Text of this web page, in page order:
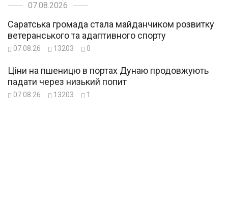
07.08.2026
Саратська громада стала майданчиком розвитку
ветеранського та адаптивного спорту
07.08.26 13203 0
Ціни на пшеницю в портах Дунаю продовжують
падати через низький попит
07.08.26 13203 1